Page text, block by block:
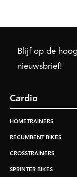
Blijf op de
nieuwsbrief!
Cardio
HOMETRAINERS
RECUMBENT BIKES
CROSSTRAINERS
SPRINTER BIKES